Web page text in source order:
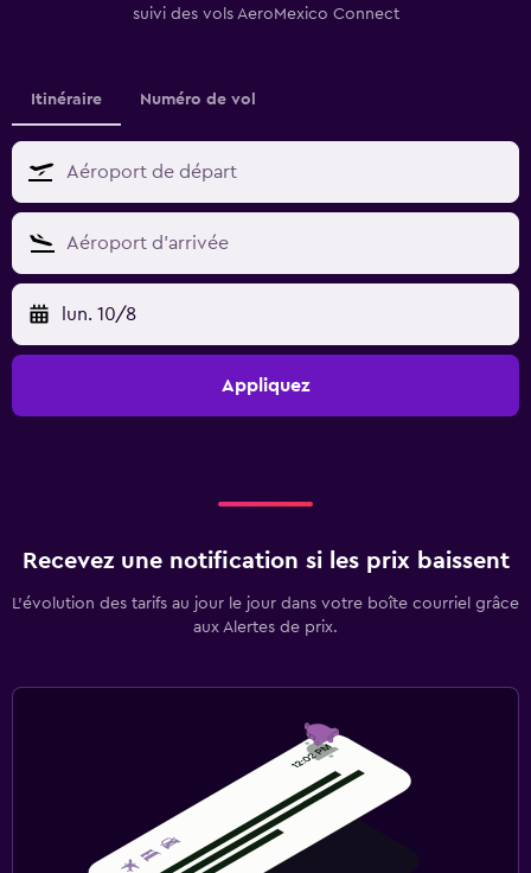
suivi des vols AeroMexico Connect
Itinéraire Numéro de vol
lun. 10/8
Appliquez
Recevez une notification si les prix baissent
L’évolution des tarifs au jour le jour dans votre boîte courriel grâce
aux Alertes de prix.